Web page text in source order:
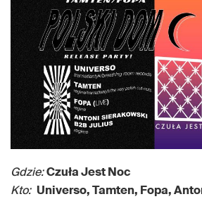
Gdzie:Czuła Jest Noc
Kto: Universo, Tamten, Fopa,